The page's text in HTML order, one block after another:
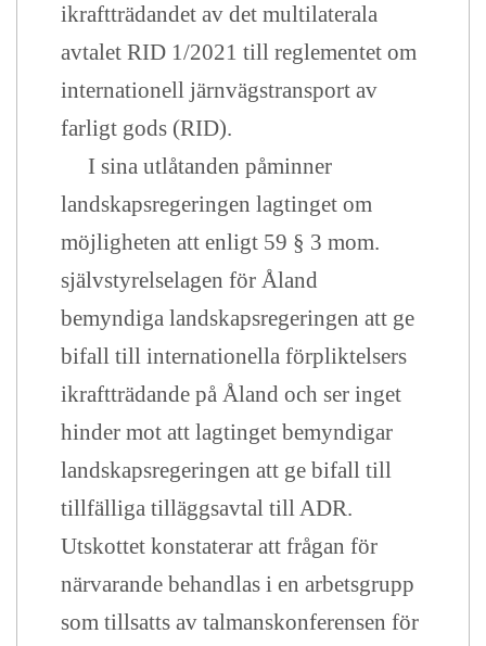
ikraftträdandet av det multilaterala
avtalet RID 1/2021 till reglementet om
internationell järnvägstransport av
farligt gods (RID).
I sina utlåtanden påminner
landskapsregeringen lagtinget om
möjligheten att enligt 59 § 3 mom.
självstyrelselagen för Åland
bemyndiga landskapsregeringen att ge
bifall till internationella förpliktelsers
ikraftträdande på Åland och ser inget
hinder mot att lagtinget bemyndigar
landskapsregeringen att ge bifall till
tillfälliga tilläggsavtal till ADR.
Utskottet konstaterar att frågan för
närvarande behandlas i en arbetsgrupp
som tillsatts av talmanskonferensen för